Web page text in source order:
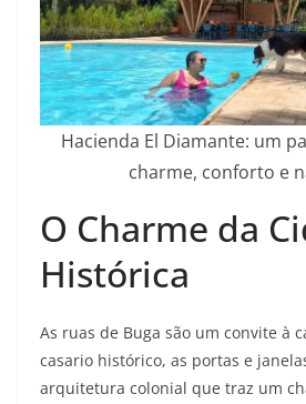
Hacienda El Diamante: um
charme, conforto e
O Charme da
Histórica
As ruas de Buga são um convite à
casario histórico, as portas e
arquitetura colonial que traz um